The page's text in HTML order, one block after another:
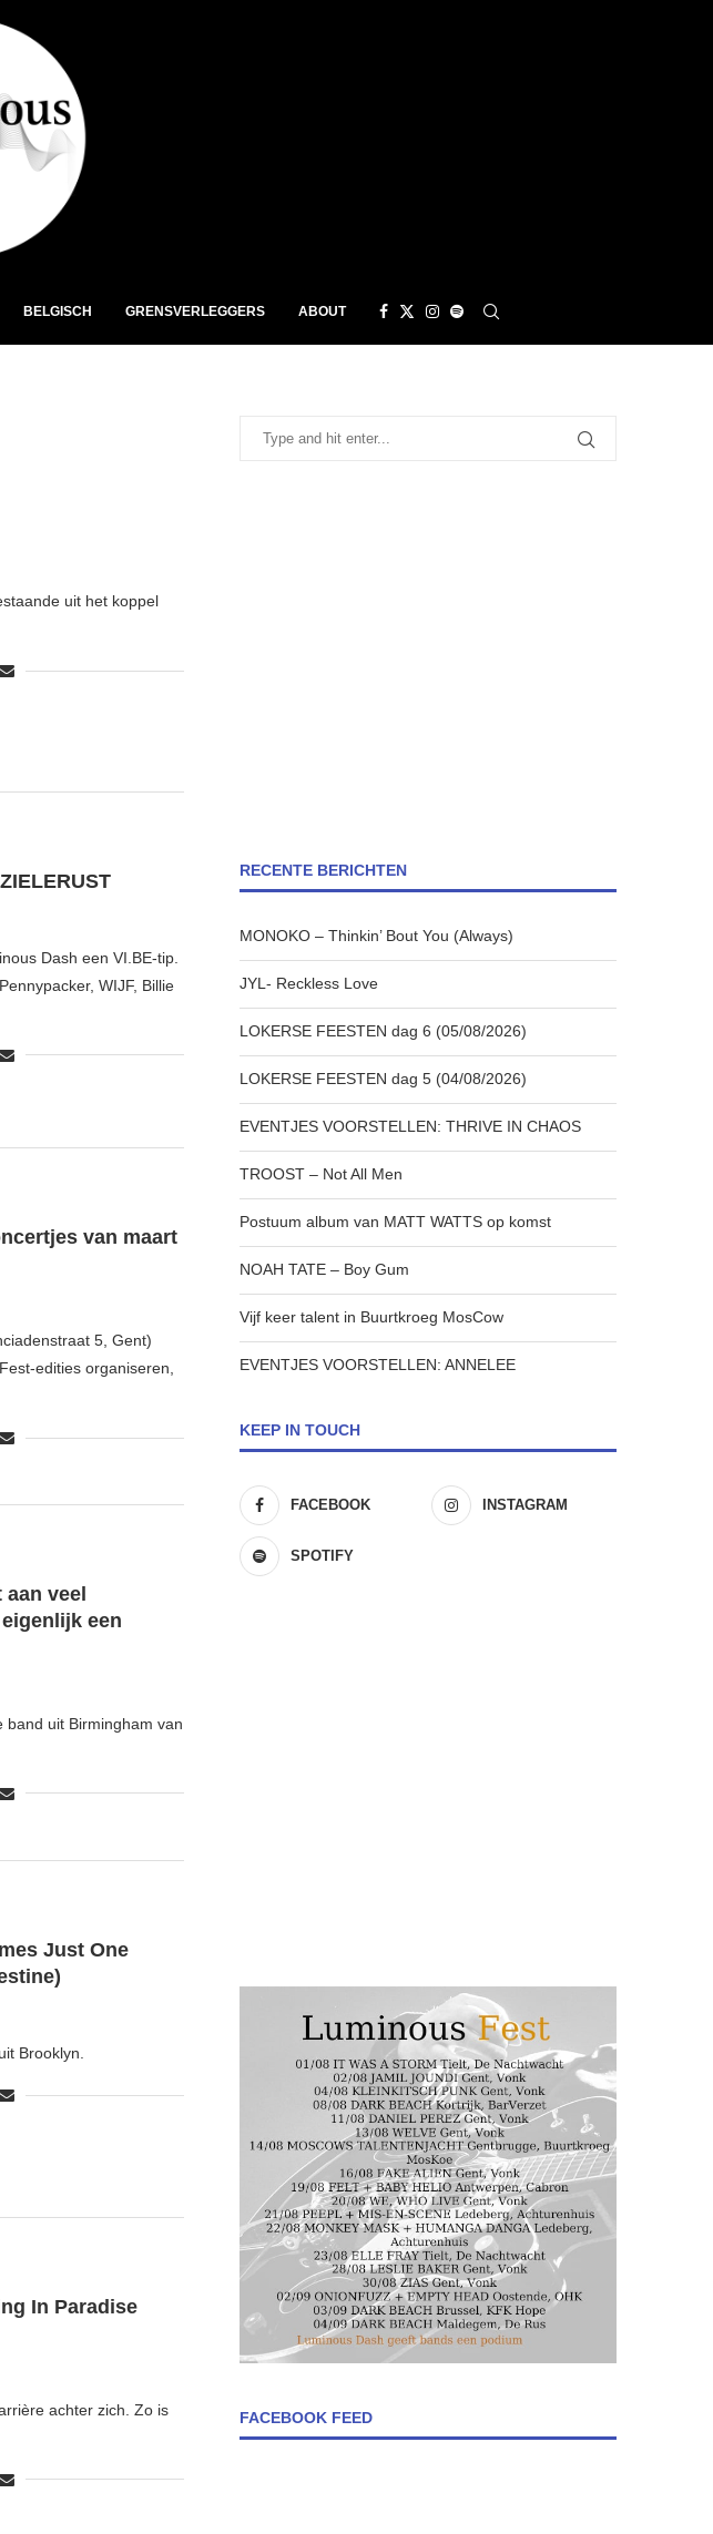
BELGISCH GRENSVERLEGGERS ABOUT
uit het koppel
Dash een VI.BE-tip.
WIJF, Billie
van maart
5, Gent)
edities organiseren,
aan veel
een
band uit Birmingham van
Just One
Brooklyn.
In Paradise
achter zich. Zo is
RECENTE BERICHTEN
MONOKO – Thinkin’ Bout You (Always)
JYL- Reckless Love
LOKERSE FEESTEN dag 6 (05/08/2026)
LOKERSE FEESTEN dag 5 (04/08/2026)
EVENTJES VOORSTELLEN: THRIVE IN CHAOS
TROOST – Not All Men
Postuum album van MATT WATTS op komst
NOAH TATE – Boy Gum
Vijf keer talent in Buurtkroeg MosCow
EVENTJES VOORSTELLEN: ANNELEE
KEEP IN TOUCH
FACEBOOK INSTAGRAM
SPOTIFY
FACEBOOK FEED